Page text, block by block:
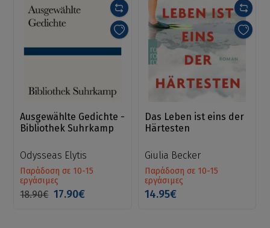
Ausgewählte Gedichte -
Bibliothek Suhrkamp
Odysseas Elytis
Παράδοση σε 10-15
εργάσιμες
18.90€ 17.90€
Das Leben ist eins der
Härtesten
Giulia Becker
Παράδοση σε 10-15
εργάσιμες
14.95€